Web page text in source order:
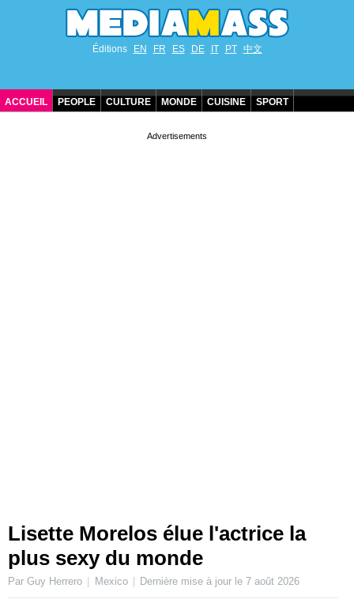
Éditions EN FR ES DE IT PT 中文
ACCUEIL PEOPLE CULTURE MONDE CUISINE SPORT
Lisette Morelos élue l'actrice la
plus sexy du monde
Par Guy Herrero Mexico Dernière mise à jour le 7 août 2026